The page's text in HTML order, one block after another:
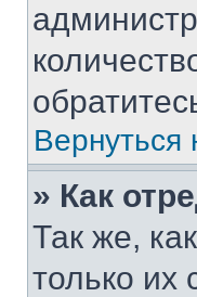
Вернуться
» Как
Так же,
только их